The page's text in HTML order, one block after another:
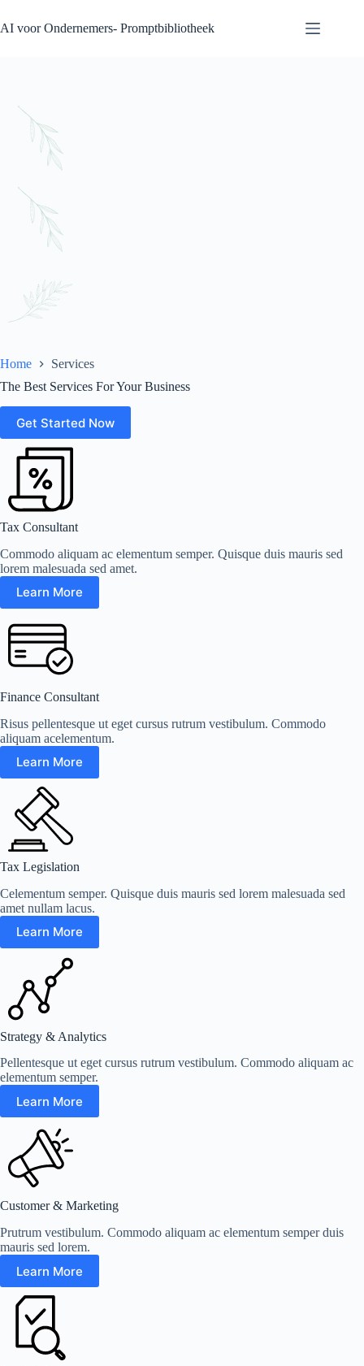
naar
de
AI voor Ondernemers- Promptbibliotheek
Home
Services
The Best Services For Your Business
Get Started Now
Tax Consultant
Commodo aliquam ac elementum semper. Quisque duis mauris sed
lorem malesuada sed amet.
Learn More
Finance Consultant
Risus pellentesque ut eget cursus rutrum vestibulum. Commodo
aliquam acelementum.
Learn More
Tax Legislation
Celementum semper. Quisque duis mauris sed lorem malesuada sed
amet nullam lacus.
Learn More
Strategy & Analytics
Pellentesque ut eget cursus rutrum vestibulum. Commodo aliquam ac
elementum semper.
Learn More
Customer & Marketing
Prutrum vestibulum. Commodo aliquam ac elementum semper duis
mauris sed lorem.
Learn More